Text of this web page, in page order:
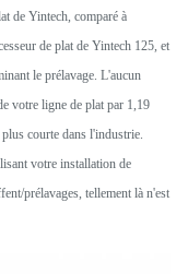
de Yintech, comparé à
de plat de Yintech 125, et
le prélavage. L'aucun
votre ligne de plat par 1,19
courte dans l'industrie.
votre installation de
prélavages, tellement là n'est